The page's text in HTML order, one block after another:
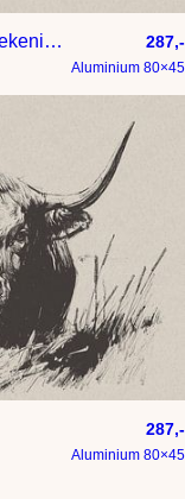
Schotse hooglander bij houten schuur – tekening op papier met taupe achtergrond 287,-
Aluminium 80×45
287,-
Aluminium 80×45